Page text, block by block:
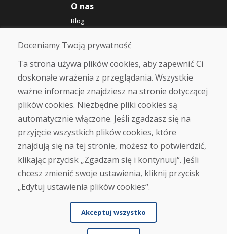
O nas
Blog
O nas
Sklep
Kontakt
Zakup
Sklep internetowy
Warunki handlowe
Transport
Zapłata
Skarga
Zwrot i wymiana towaru
Ochrona danych osobowych
Cookies
Doceniamy Twoją prywatność
Ta strona używa plików cookies, aby zapewnić Ci
doskonałe wrażenia z przeglądania. Wszystkie
ważne informacje znajdziesz na stronie dotyczącej
plików cookies. Niezbędne pliki cookies są
automatycznie włączone. Jeśli zgadzasz się na
przyjęcie wszystkich plików cookies, które
znajdują się na tej stronie, możesz to potwierdzić,
klikając przycisk „Zgadzam się i kontynuuj“. Jeśli
chcesz zmienić swoje ustawienia, kliknij przycisk
„Edytuj ustawienia plików cookies“.
Akceptuj wszystko